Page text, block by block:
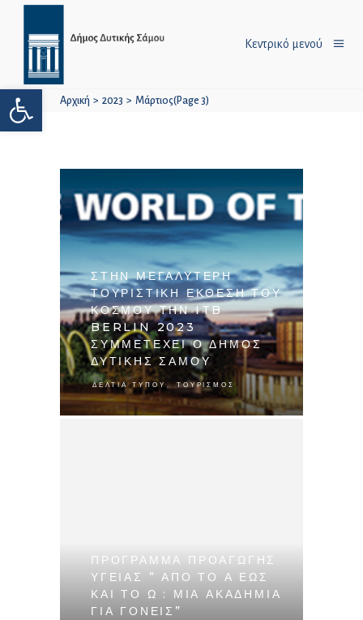
Ανοίξτε τη γραμμή εργαλείων
Κεντρικό μενού
Αρχική > 2023 > Μάρτιος(Page 3)
ΣΤΗΝ ΜΕΓΑΛΎΤΕΡΗ
ΤΟΥΡΙΣΤΙΚΉ ΈΚΘΕΣΗ ΤΟΥ
ΚΌΣΜΟΥ ΤΗΝ ITB
BERLIN 2023
ΣΥΜΜΕΤΈΧΕΙ Ο ΔΉΜΟΣ
ΔΥΤΙΚΉΣ ΣΆΜΟΥ
ΔΕΛΤΊΑ ΤΎΠΟΥ , ΤΟΥΡΙΣΜΌΣ
ΠΡΌΓΡΑΜΜΑ ΠΡΟΑΓΩΓΉΣ
ΥΓΕΊΑΣ ” ΑΠΌ ΤΟ Α ΈΩΣ
ΚΑΙ ΤΟ Ω : ΜΊΑ ΑΚΑΔΗΜΊΑ
ΓΙΑ ΓΟΝΕΊΣ”